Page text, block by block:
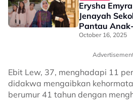
Erysha
Jenayah
Pantau
Sekadar
October 16, 2025
Ebit Lew, 37, menghadapi 11
didakwa mengaibkan
berumur 41 tahun dengan